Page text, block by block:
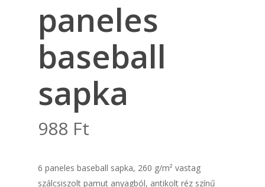
paneles
baseball
sapka
988 Ft
6 paneles baseball sapka, 260 g/m² vastag
szálcsiszolt pamut anyagból, antikolt réz színű